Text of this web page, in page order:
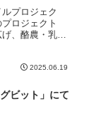
プロジェク
ロジェクト
、酪農・乳業
ミルクが共同で
2025.06.19
ビット」にて